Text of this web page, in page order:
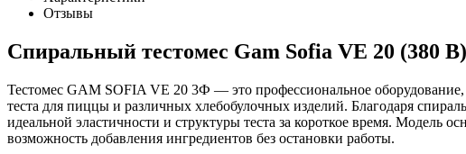
Отзывы
Спиральный тестомес Gam Sofia VE 20 (380 В)
Тестомес GAM SOFIA VE 20 3Ф — это профессиональное оборудование,
теста для пиццы и различных хлебобулочных изделий. Благодаря
идеальной эластичности и структуры теста за короткое время.
возможность добавления ингредиентов без остановки работы.